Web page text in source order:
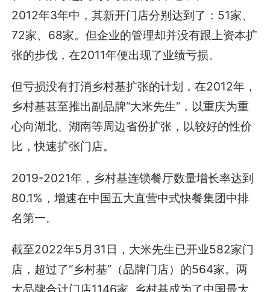
2012年3年中，其新开门店分别达到了：51家、
72家、68家。但企业的管理却并没有跟上资本扩
张的步伐，在2011年便出现了业绩亏损。
但亏损没有打消乡村基扩张的计划，在2012年，
乡村基甚至推出副品牌“大米先生”，以重庆为重
心向湖北、湖南等周边省份扩张，以较好的性价
比，快速扩张门店。
2019-2021年，乡村基连锁餐厅数量增长率达到
80.1%，增速在中国五大直营中式快餐集团中排
名第一。
截至2022年5月31日，大米先生已开业582家门
店，超过了“乡村基”（品牌门店）的564家。两
大品牌合计门店1146家, 乡村基成为了中国最大